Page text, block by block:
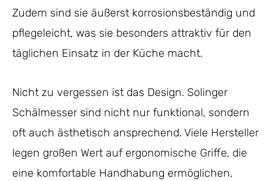
Zudem sind sie äußerst korrosionsbeständig und
pflegeleicht, was sie besonders attraktiv für den
täglichen Einsatz in der Küche macht.
Nicht zu vergessen ist das Design. Solinger
Schälmesser sind nicht nur funktional, sondern
oft auch ästhetisch ansprechend. Viele Hersteller
legen großen Wert auf ergonomische Griffe, die
eine komfortable Handhabung ermöglichen,